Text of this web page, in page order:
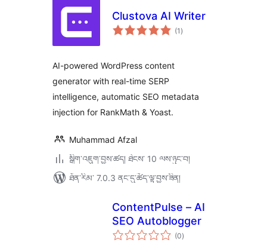
Clustova AI Writer
(1 གདེང་
འཇོག་
)
AI-powered WordPress content
generator with real-time SERP
intelligence, automatic SEO metadata
injection for RankMath & Yoast.
Muhammad Afzal
སྒྲིག་འཇུག་བྱས་ཚད། ཐེངས་ 10 ལས་ཉུང་བ།
ཐོན་རིམ་ 7.0.3 ནང་དུ་ཚོད་ལྟ་བྱས་ཟིན།
ContentPulse – AI
SEO Autoblogger
(0གདེང་
འཇོག་
)